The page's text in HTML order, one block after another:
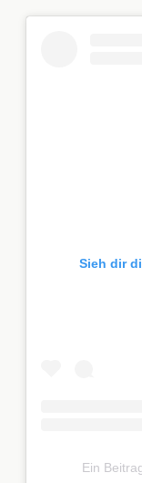
Sieh dir
Ein